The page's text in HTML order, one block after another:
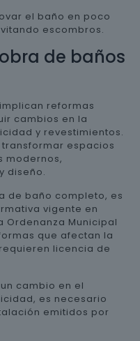
el baño en poco
escombros.
de baños
reformas
cambios en la
y revestimientos.
espacios
modernos,
diseño.
de baño completo, es
vigente en
Ordenanza Municipal
que afectan la
licencia de
cambio en el
es necesario
emitidos por